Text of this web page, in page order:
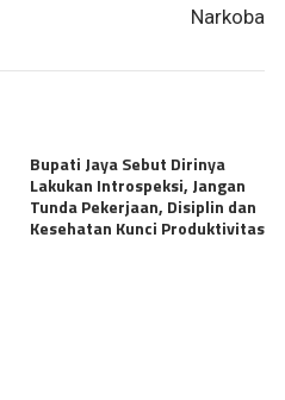
Narkoba
Bupati Jaya Sebut Dirinya
Lakukan Introspeksi, Jangan
Tunda Pekerjaan, Disiplin dan
Kesehatan Kunci Produktivitas